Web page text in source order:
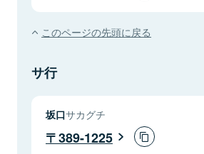
このページの先頭に戻る
サ行
坂口サカグチ
389-1225